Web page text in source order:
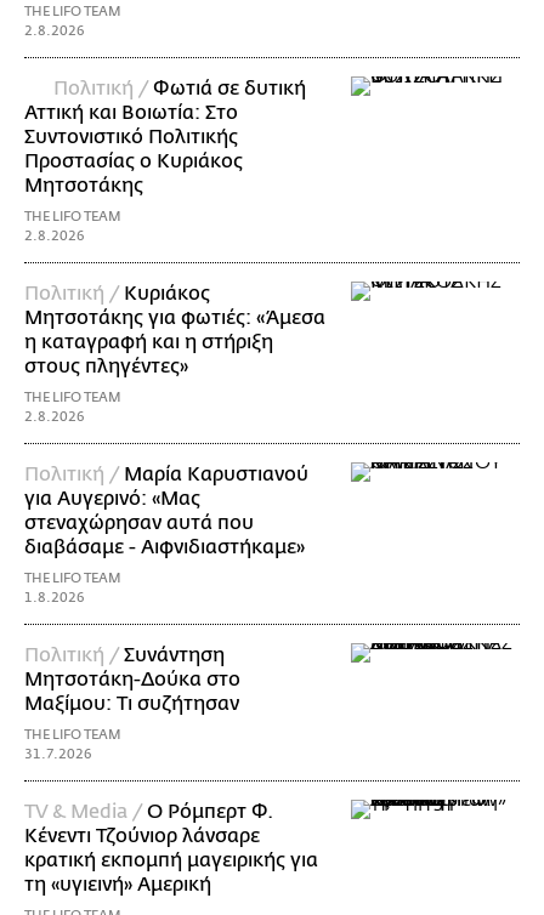
THE LIFO TEAM
2.8.2026
Πολιτική /Φωτιά σε δυτική
Αττική και Βοιωτία: Στο
Συντονιστικό Πολιτικής
Προστασίας ο Κυριάκος
Μητσοτάκης
THE LIFO TEAM
2.8.2026
Πολιτική / Κυριάκος
Μητσοτάκης για φωτιές: «Άμεσα
η καταγραφή και η στήριξη
στους πληγέντες»
THE LIFO TEAM
2.8.2026
Πολιτική / Μαρία Καρυστιανού
για Αυγερινό: «Μας
στεναχώρησαν αυτά που
διαβάσαμε - Αιφνιδιαστήκαμε»
THE LIFO TEAM
1.8.2026
Πολιτική /Συνάντηση
Μητσοτάκη-Δούκα στο
Μαξίμου: Τι συζήτησαν
THE LIFO TEAM
31.7.2026
TV & Media /Ο Ρόμπερτ Φ.
Κένεντι Τζούνιορ λάνσαρε
κρατική εκπομπή μαγειρικής για
τη «υγιεινή» Αμερική